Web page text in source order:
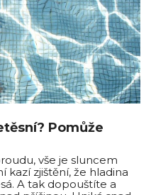
Pomůže
vše je sluncem
kazí zjištění, že hladina
A tak dopouštíte a